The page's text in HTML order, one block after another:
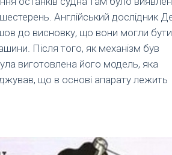
шестерень. Англійський дослідник
до висновку, що вони могли бути
Після того, як механізм був
виготовлена ​​його модель, яка
що в основі апарату лежить